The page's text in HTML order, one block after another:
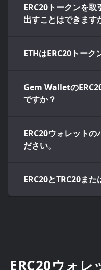
ERC20トークンを
出すことはできます
ETHはERC20トーク
Gem Walletの
ですか？
ERC20ウォレットの
ださい。
ERC20とTRC20ま
ERC20ウォレ